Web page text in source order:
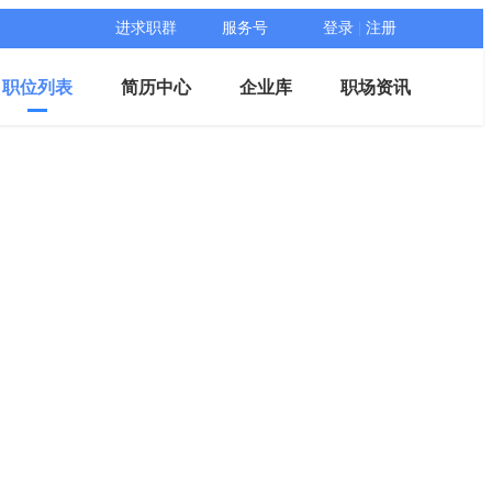
进求职群 服务号 登录 注册
职位列表 简历中心 企业库 职场资讯